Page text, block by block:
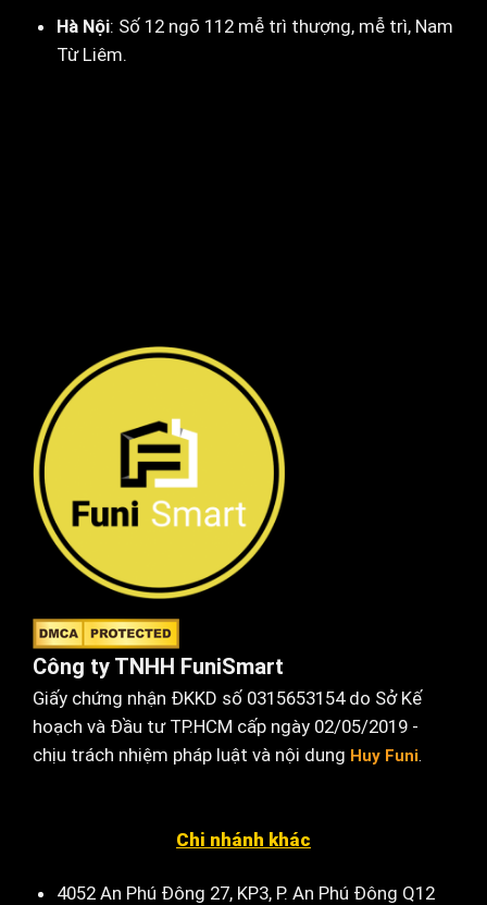
Hà Nội: Số 12 ngõ 112 mễ trì thượng, mễ trì, Nam
Từ Liêm.
Công ty TNHH FuniSmart
Giấy chứng nhận ĐKKD số 0315653154 do Sở Kế
hoạch và Đầu tư TP.HCM cấp ngày 02/05/2019 -
chịu trách nhiệm pháp luật và nội dung Huy Funi.
Chi nhánh khác
4052 An Phú Đông 27, KP3, P. An Phú Đông Q12